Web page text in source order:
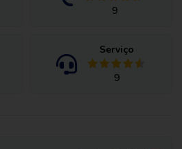
9
Serviço
9